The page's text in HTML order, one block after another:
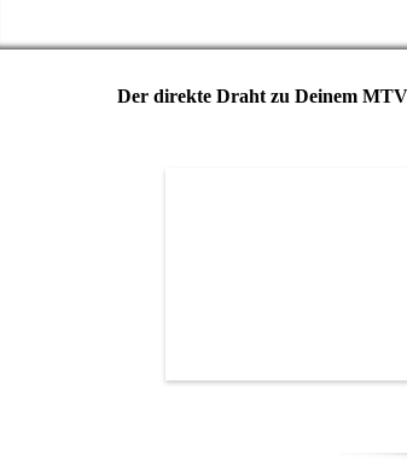
Der direkte Draht zu Deinem